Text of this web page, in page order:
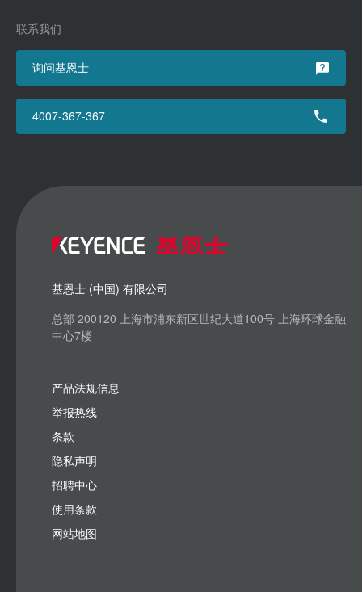
联系我们
询问基恩士
4007-367-367
基恩士 (中国) 有限公司
总部 200120 上海市浦东新区世纪大道100号 上海环球金融
中心7楼
产品法规信息
举报热线
条款
隐私声明
招聘中心
使用条款
网站地图